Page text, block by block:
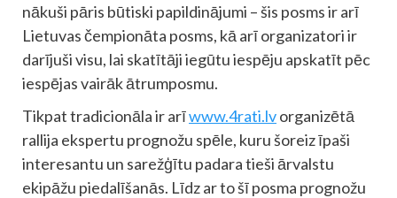
nākuši pāris būtiski papildinājumi – šis posms ir arī
Lietuvas čempionāta posms, kā arī organizatori ir
darījuši visu, lai skatītāji iegūtu iespēju apskatīt pēc
iespējas vairāk ātrumposmu.
Tikpat tradicionāla ir arīwww.4rati.lvorganizētā
rallija ekspertu prognožu spēle, kuru šoreiz īpaši
interesantu un sarežģītu padara tieši ārvalstu
ekipāžu piedalīšanās. Līdz ar to šī posma prognožu